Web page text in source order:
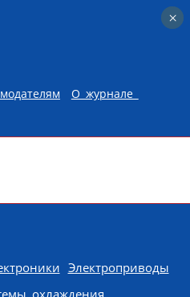
О журнале
Электроприводы
×
×